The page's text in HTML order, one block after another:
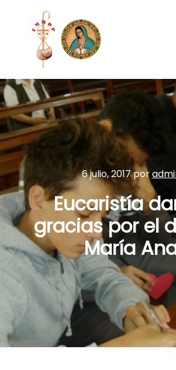
6 julio, 2017por
Eucaristía
gracias por el
María